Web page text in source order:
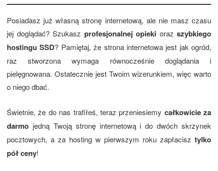
Posiadasz już własną stronę internetową, ale nie masz czasu
jej doglądać? Szukasz profesjonalnej opieki oraz szybkiego
hostingu SSD? Pamiętaj, że strona internetowa jest jak ogród,
raz stworzona wymaga równocześnie doglądania i
pielęgnowana. Ostatecznie jest Twoim wizerunkiem, więc warto
o niego dbać.
Świetnie, że do nas trafiłeś, teraz przeniesiemy całkowicie za
darmo jedną Twoją stronę internetową i do dwóch skrzynek
pocztowych, a za hosting w pierwszym roku zapłacisz tylko
pół ceny!